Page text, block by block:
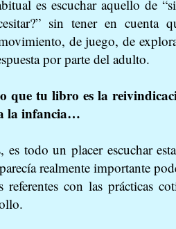
es escuchar aquello de
sin tener en cuenta
de juego, de
por parte del adulto.
que tu libro es la
la infancia…
es todo un placer escuchar
realmente importante
referentes con las prácticas